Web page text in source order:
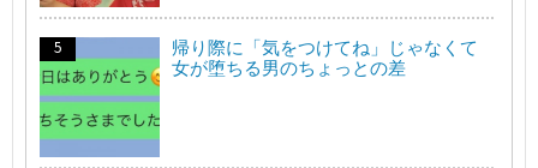
帰り際に「気をつけてね」じゃなくて
女が堕ちる男のちょっとの差